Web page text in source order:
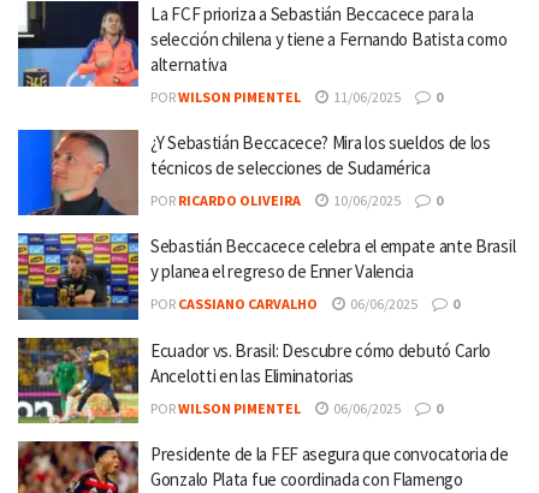
La FCF prioriza a Sebastián Beccacece para la
selección chilena y tiene a Fernando Batista como
alternativa
PORWILSON PIMENTEL 11/06/2025 0
¿Y Sebastián Beccacece? Mira los sueldos de los
técnicos de selecciones de Sudamérica
POR RICARDO OLIVEIRA 10/06/2025 0
Sebastián Beccacece celebra el empate ante Brasil
y planea el regreso de Enner Valencia
POR CASSIANO CARVALHO 06/06/2025 0
Ecuador vs. Brasil: Descubre cómo debutó Carlo
Ancelotti en las Eliminatorias
PORWILSON PIMENTEL 06/06/2025 0
Presidente de la FEF asegura que convocatoria de
Gonzalo Plata fue coordinada con Flamengo